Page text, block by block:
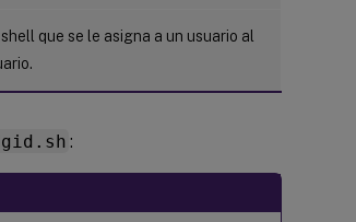
que se le asigna a un usuario al
: